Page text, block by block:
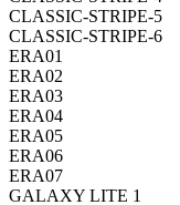
CLASSIC-STRIPE-5
CLASSIC-STRIPE-6
ERA01
ERA02
ERA03
ERA04
ERA05
ERA06
ERA07
GALAXY LITE 1